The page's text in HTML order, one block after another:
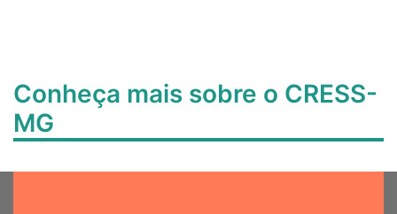
Conheça mais sobre o CRESS-
MG